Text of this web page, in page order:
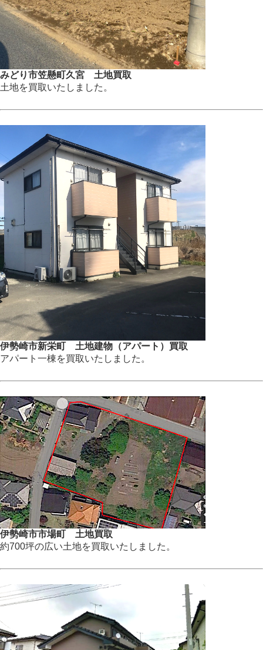
みどり市笠懸町久宮 土地買取
土地を買取いたしました。
伊勢崎市新栄町 土地建物（アパート）買取
アパート一棟を買取いたしました。
伊勢崎市市場町 土地買取
約700坪の広い土地を買取いたしました。